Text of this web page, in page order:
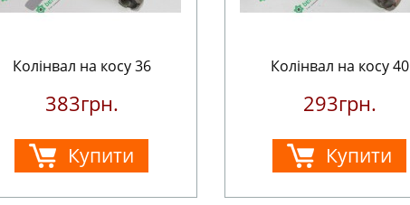
Колінвал на косу 36
383грн.
Купити
Колінвал на косу 40
293грн.
Купити